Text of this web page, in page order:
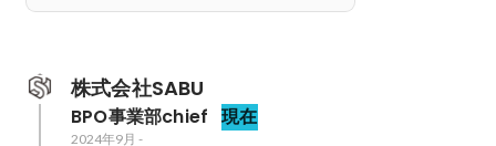
株式会社SABU
BPO事業部chief 現在
2024年9月 -